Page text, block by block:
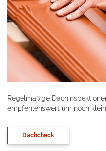
Regelmäßige
empfehlenswert um noch
Dachcheck